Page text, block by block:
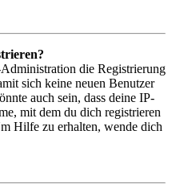
die Registrierung
sich keine neuen Benutzer
auch sein, dass deine IP-
mit dem du dich registrieren
Hilfe zu erhalten, wende dich